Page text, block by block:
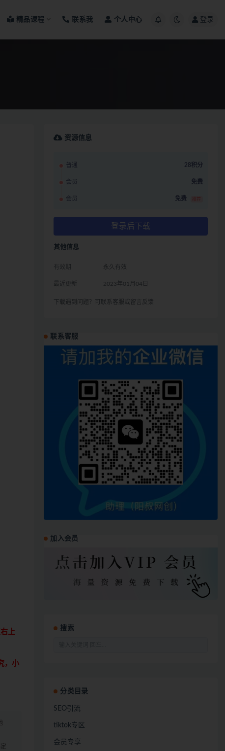
精品课程 联系我 个人中心 登录
上
，小
资源信息
普通 28积分
会员 免费
会员 免费 推荐
登录后下载
其他信息
有效期 永久有效
最近更新 2023年01月04日
下载遇到问题？可联系客服或留言反馈
联系客服
加入会员
搜索
分类目录
SEO引流
tiktok专区
会员专享